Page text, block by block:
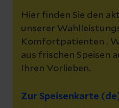
Hier finden Sie den
unserer
Komfortpatienten .
aus frischen Speisen
Ihren Vorlieben.
Zur Speisenkarte